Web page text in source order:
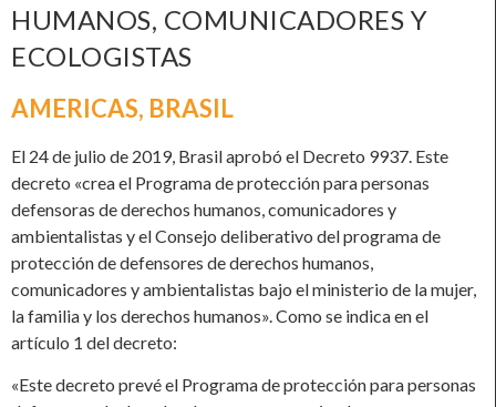
HUMANOS, COMUNICADORES Y
ECOLOGISTAS
AMERICAS, BRASIL
El 24 de julio de 2019, Brasil aprobó el Decreto 9937. Este
decreto «crea el Programa de protección para personas
defensoras de derechos humanos, comunicadores y
ambientalistas y el Consejo deliberativo del programa de
protección de defensores de derechos humanos,
comunicadores y ambientalistas bajo el ministerio de la mujer,
la familia y los derechos humanos». Como se indica en el
artículo 1 del decreto:
«Este decreto prevé el Programa de protección para personas